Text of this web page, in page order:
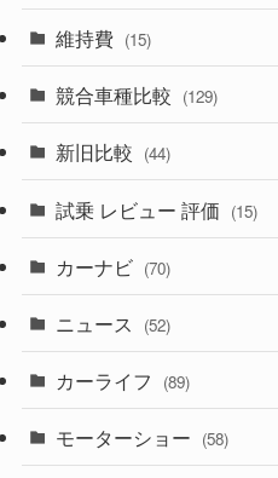
(356)
(328)
(194)
(230)
(253)
(85)
(84)
(14)
(222)
(50)
(43)
(6)
(9)
(58)
(28)
(27)
(26)
(3)
(3)
(5)
(1)
(5)
(7)
(5)
維持費 (15)
競合車種比較 (129)
新旧比較 (44)
試乗 レビュー 評価 (15)
カーナビ (70)
ニュース (52)
カーライフ (89)
モーターショー (58)